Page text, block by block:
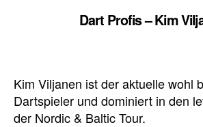
Dart Profis – Kim
Kim Viljanen ist der aktuelle wohl
Dartspieler und dominiert in den
der Nordic & Baltic Tour.